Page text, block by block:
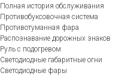
Полная история обслуживания
Противобуксовочная система
Противотуманная фара
Распознавание дорожных знаков
Руль с подогревом
Светодиодные габаритные огни
Светодиодные фары